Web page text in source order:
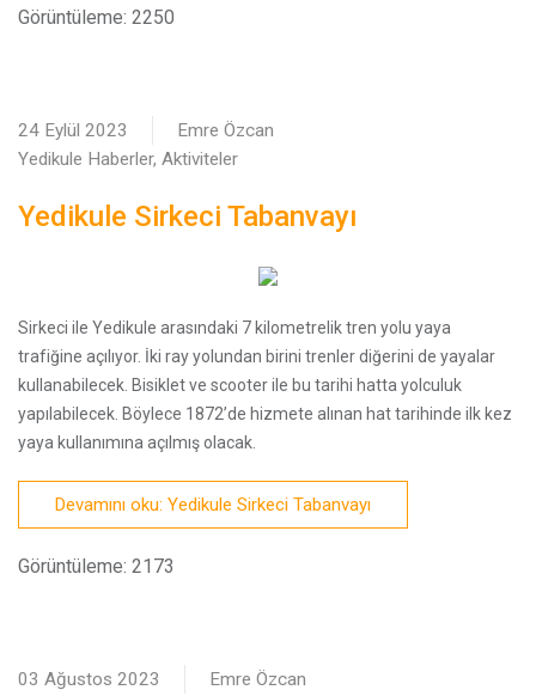
Görüntüleme: 2250
24 Eylül 2023
Emre Özcan
Yedikule Haberler, Aktiviteler
Yedikule Sirkeci Tabanvayı
Sirkeci ile Yedikule arasındaki 7 kilometrelik tren yolu yaya
trafiğine açılıyor. İki ray yolundan birini trenler diğerini de yayalar
kullanabilecek. Bisiklet ve scooter ile bu tarihi hatta yolculuk
yapılabilecek. Böylece 1872’de hizmete alınan hat tarihinde ilk kez
yaya kullanımına açılmış olacak.
Devamını oku: Yedikule Sirkeci Tabanvayı
Görüntüleme: 2173
03 Ağustos 2023
Emre Özcan